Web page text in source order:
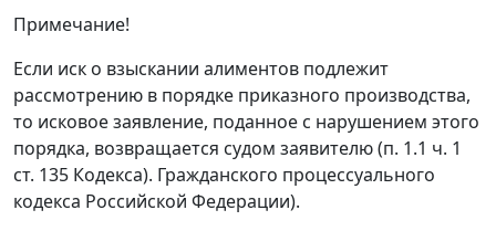
Примечание!
Если иск о взыскании алиментов подлежит
рассмотрению в порядке приказного производства,
то исковое заявление, поданное с нарушением этого
порядка, возвращается судом заявителю (п. 1.1 ч. 1
ст. 135 Кодекса). Гражданского процессуального
кодекса Российской Федерации).